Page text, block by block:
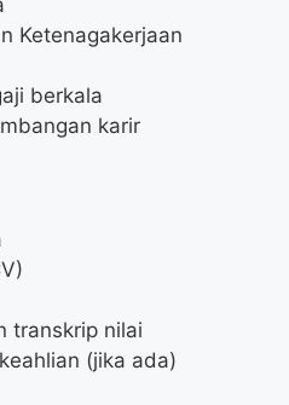
Ketenagakerjaan
berkala
karir
transkrip nilai
(jika ada)